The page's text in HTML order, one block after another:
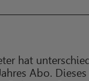
hat
Abo.